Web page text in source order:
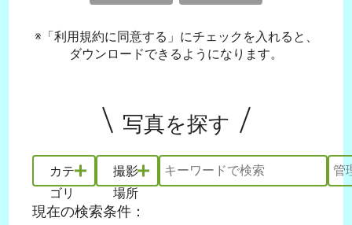
写真閲覧画像
備しておりますので、適切なものをお選びく
横幅640ピクセル（写真により異なります。）
■高画質画像をダウンロード
Ａ４サイズでの印刷可能程度（写真により異
なります。）
ード
※「利用規約に同意する」にチェックを入れると、
ダウンロードできるようになります。
写真を探す
カテ
ゴリ
撮影
場所
現在の検索条件：